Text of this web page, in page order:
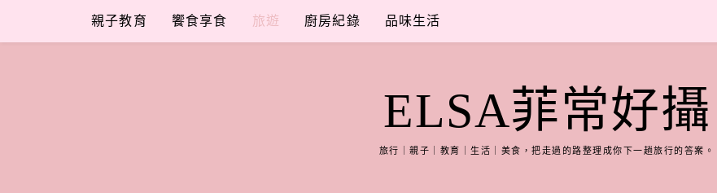
content
親子教育 饗食享食 旅遊 廚房紀錄 品味生活
ELSA菲常好攝
旅行｜親子｜教育｜生活｜美食，把走過的路整理成你下一趟旅行的答案。